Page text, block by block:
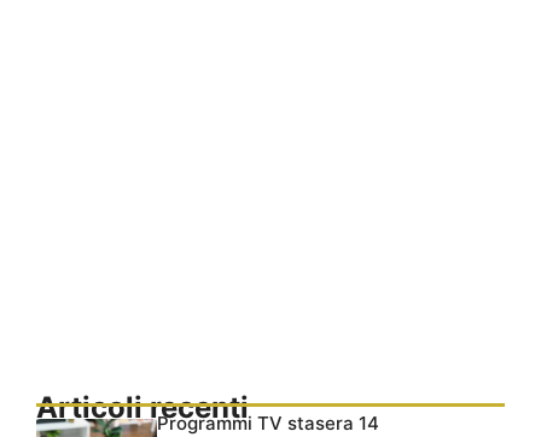
Articoli recentiProgrammi TV stasera 14